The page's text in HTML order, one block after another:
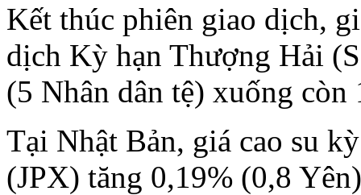
Kết thúc phiên giao dịch,
dịch Kỳ hạn Thượng Hải
(5 Nhân dân tệ) xuống còn
Tại Nhật Bản, giá cao su
(JPX) tăng 0,19% (0,8